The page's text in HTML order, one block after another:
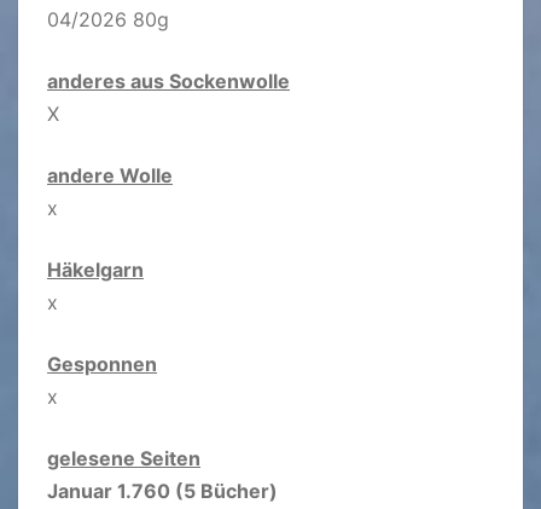
04/2026 80g
anderes aus Sockenwolle
X
andere Wolle
x
Häkelgarn
x
Gesponnen
x
gelesene Seiten
Januar 1.760 (5 Bücher)